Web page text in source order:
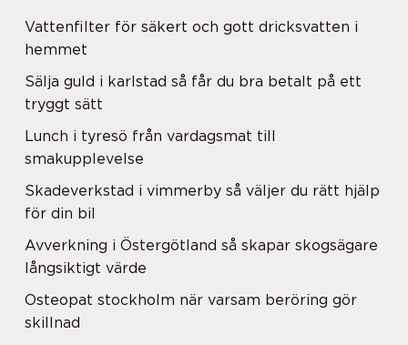
Vattenfilter för säkert och gott dricksvatten i
hemmet
Sälja guld i karlstad så får du bra betalt på ett
tryggt sätt
Lunch i tyresö från vardagsmat till
smakupplevelse
Skadeverkstad i vimmerby så väljer du rätt hjälp
för din bil
Avverkning i Östergötland så skapar skogsägare
långsiktigt värde
Osteopat stockholm när varsam beröring gör
skillnad